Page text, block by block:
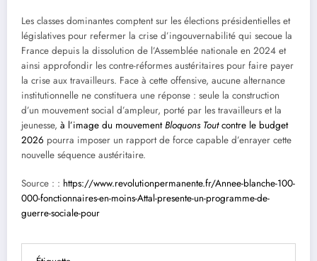
Les classes dominantes comptent sur les élections présidentielles et
législatives pour refermer la crise d’ingouvernabilité qui secoue la
France depuis la dissolution de l’Assemblée nationale en 2024 et
ainsi approfondir les contre-réformes austéritaires pour faire payer
la crise aux travailleurs. Face à cette offensive, aucune alternance
institutionnelle ne constituera une réponse : seule la construction
d’un mouvement social d’ampleur, porté par les travailleurs et la
jeunesse, à l’image du mouvementBloquons Toutcontre le budget
2026 pourra imposer un rapport de force capable d’enrayer cette
nouvelle séquence austéritaire.
Source : : https://www.revolutionpermanente.fr/Annee-blanche-100-
000-fonctionnaires-en-moins-Attal-presente-un-programme-de-
guerre-sociale-pour